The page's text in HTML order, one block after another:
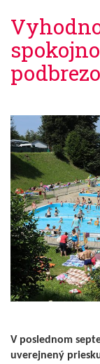
V poslednom
uverejnený